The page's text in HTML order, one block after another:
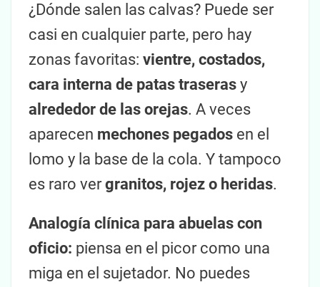
¿Dónde salen las calvas? Puede ser
casi en cualquier parte, pero hay
zonas favoritas: vientre, costados,
cara interna de patas traseras y
alrededor de las orejas. A veces
aparecen mechones pegados en el
lomo y la base de la cola. Y tampoco
es raro vergranitos, rojez o heridas.
Analogía clínica para abuelas con
oficio: piensa en el picor como una
miga en el sujetador. No puedes